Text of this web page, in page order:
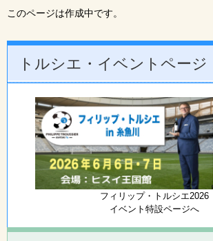
このページは作成中です。
トルシエ・イベントページ
フィリップ・トルシエ2026
イベント特設ページへ